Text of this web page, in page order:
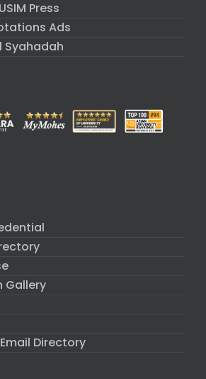
Press
Ads
Syahadah
Gallery
Directory